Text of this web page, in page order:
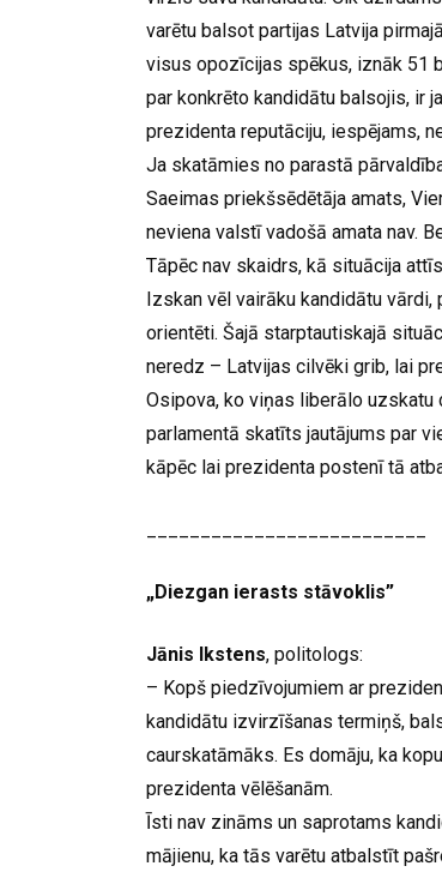
varētu balsot partijas Latvija
visus opozīcijas spēkus, iznāk 51
par konkrēto kandidātu balsojis, ir
prezidenta reputāciju, iespējams,
Ja skatāmies no parastā
Saeimas priekšsēdētāja amats,
neviena valstī vadošā amata nav.
Tāpēc nav skaidrs, kā situācija
Izskan vēl vairāku kandidātu
orientēti. Šajā starptautiskajā
neredz – Latvijas cilvēki grib, lai
Osipova, ko viņas liberālo
parlamentā skatīts jautājums par
kāpēc lai prezidenta postenī tā
„Diezgan ierasts stāvoklis”
Jānis Ikstens, politologs:
– Kopš piedzīvojumiem ar
kandidātu izvirzīšanas termiņš,
caurskatāmāks. Es domāju, ka
prezidenta vēlēšanām.
Īsti nav zināms un saprotams
mājienu, ka tās varētu atbalstīt